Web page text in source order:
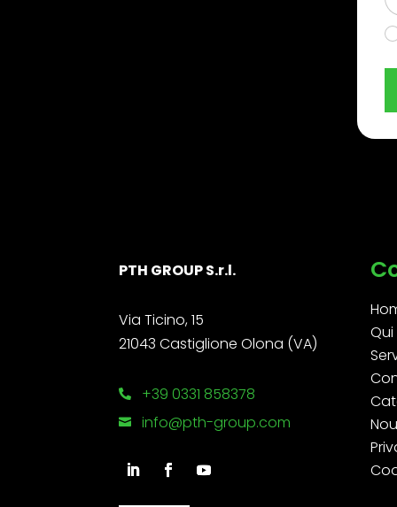
PTH GROUP S.r.l.
Via Ticino, 15
21043 Castiglione Olona (VA)
 +39 0331 858378
 info@pth-group.com